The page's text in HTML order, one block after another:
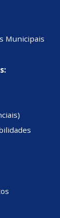
Municipais